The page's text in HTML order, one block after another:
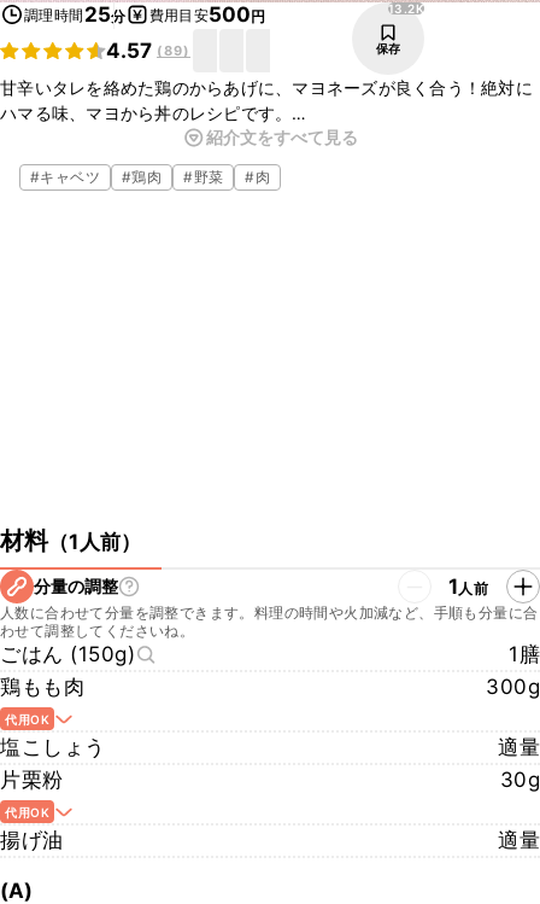
調理時間 25分 費用目安500円
4.57 (89)
13.2K
保存
甘辛いタレを絡めた鶏のからあげに、マヨネーズが良く合う！絶対に
ハマる味、マヨから丼のレシピです。
鶏の唐揚げは濃いめの味付けなので、ごはんとの相性も抜群です。お
箸が進みますよ。ご家庭でも簡単に作れるので、是非お試しくださ
い。
紹介文をすべて見る
#キャベツ #鶏肉 #野菜 #肉
材料（1人前）
分量の調整 1人前
人数に合わせて分量を調整できます。料理の時間や火加減など、手順も分量に合
わせて調整してくださいね。
ごはん (150g)
1膳
鶏もも肉
300g
代用OK
塩こしょう
適量
片栗粉
30g
代用OK
揚げ油 適量
(A)